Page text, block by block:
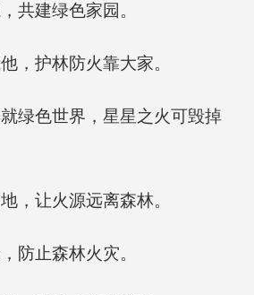
共建绿色家园。
，护林防火靠大家。
绿色世界，星星之火可毁掉
，让火源远离森林。
防止森林火灾。